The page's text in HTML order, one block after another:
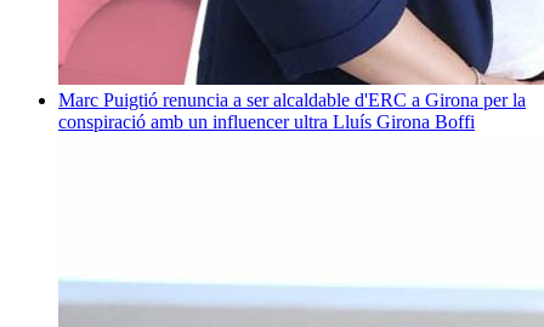
Marc Puigtió renuncia a ser alcaldable d'ERC a Girona per la
conspiració amb un influencer ultra Lluís Girona Boffi